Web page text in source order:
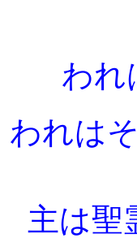
われ
われは
主は聖